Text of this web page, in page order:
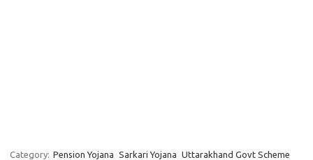
Category: Pension Yojana Sarkari Yojana Uttarakhand Govt Scheme